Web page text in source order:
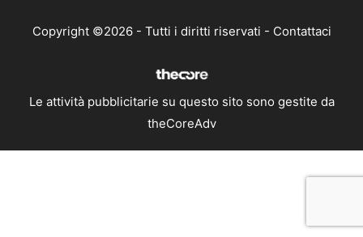
Copyright ©2026 - Tutti i diritti riservati - Contattaci
Le attività pubblicitarie su questo sito sono gestite da
theCoreAdv